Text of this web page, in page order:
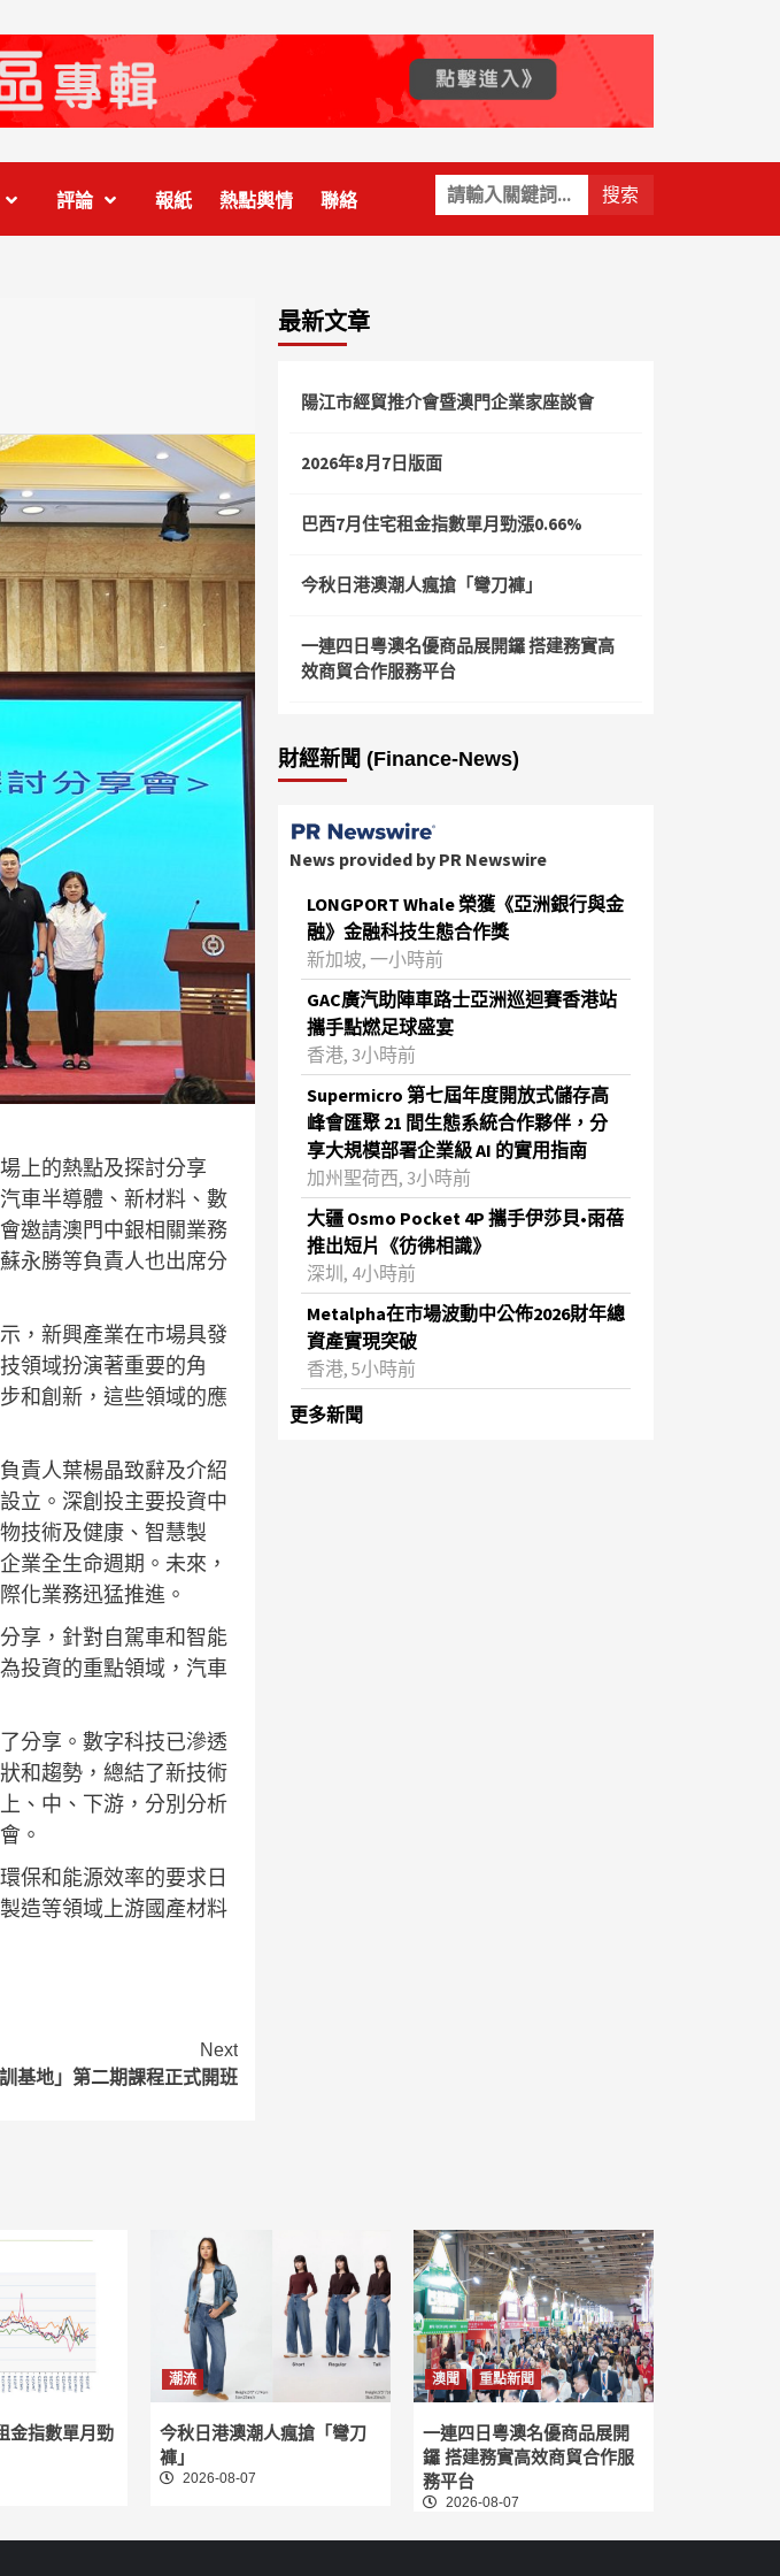
關
鍵
字:
評論 報紙 熱點輿情 聯絡
上的熱點及探討分享
車半導體、新材料、數
邀請澳門中銀相關業務
永勝等負責人也出席分
，新興產業在市場具發
領域扮演著重要的角
和創新，這些領域的應
責人葉楊晶致辭及介紹
立。深創投主要投資中
技術及健康、智慧製
業全生命週期。未來，
化業務迅猛推進。
享，針對自駕車和智能
投資的重點領域，汽車
分享。數字科技已滲透
和趨勢，總結了新技術
、中、下游，分別分析
。
保和能源效率的要求日
造等領域上游國產材料
Next
基地」第二期課程正式開班
最新文章
陽江市經貿推介會暨澳門企業家座談會
2026年8月7日版面
巴西7月住宅租金指數單月勁漲0.66%
今秋日港澳潮人瘋搶「彎刀褲」
一連四日粵澳名優商品展開鑼 搭建務實高
效商貿合作服務平台
財經新聞 (Finance-News)
News provided by PR Newswire
LONGPORT Whale 榮獲《亞洲銀行與金
融》金融科技生態合作獎
新加坡, 一小時前
GAC廣汽助陣車路士亞洲巡迴賽香港站
攜手點燃足球盛宴
香港, 3小時前
Supermicro 第七屆年度開放式儲存高
峰會匯聚 21 間生態系統合作夥伴，分
享大規模部署企業級 AI 的實用指南
加州聖荷西, 3小時前
大疆 Osmo Pocket 4P 攜手伊莎貝•雨蓓
推出短片《彷彿相識》
深圳, 4小時前
Metalpha在市場波動中公佈2026財年總
資產實現突破
‌香港, 5小時前
更多新聞
金指數單月勁
潮流
今秋日港澳潮人瘋搶「彎刀
褲」
2026-08-07
澳聞 重點新聞
一連四日粵澳名優商品展開
鑼 搭建務實高效商貿合作服
務平台
2026-08-07